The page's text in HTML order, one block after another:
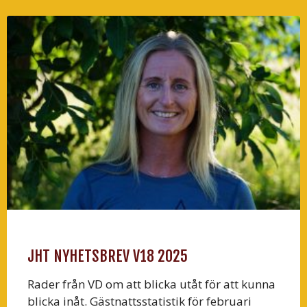
JHT NYHETSBREV V18 2025
Rader från VD om att blicka utåt för att kunna
blicka inåt. Gästnattsstatistik för februari